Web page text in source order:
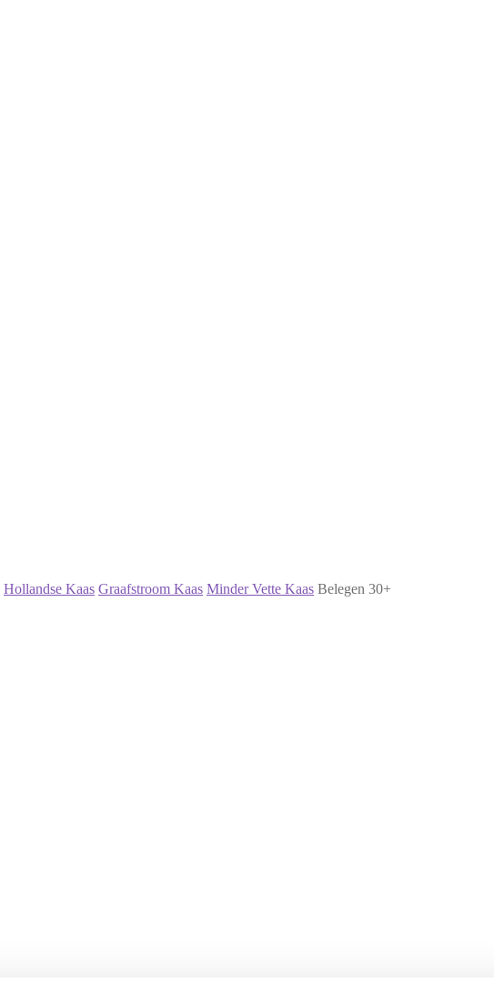
Hollandse Kaas Graafstroom Kaas Minder Vette Kaas Belegen 30+